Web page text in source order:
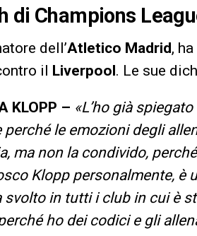
di Champions
dell’Atletico Madrid,
il Liverpool. Le sue
KLOPP – «L’ho già
le emozioni degli
ma non la condivido,
Klopp personalmente, è
svolto in tutti i club in cui è
ho dei codici e gli